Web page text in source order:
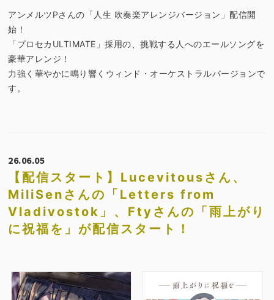
アンメルツPさんの「人生 吹奏楽アレンジバージョン」配信開
始！
「プロセカULTIMATE」採用の、挑戦する人へのエールソングを
豪華アレンジ！
力強く華やかに鳴り響くウィンド・オーケストラルバージョンで
す。
26.06.05
【配信スタート】Lucevitousさん、
MiliSenさんの「Letters from
Vladivostok」、Ftyさんの「雨上がり
に祝福を」が配信スタート！